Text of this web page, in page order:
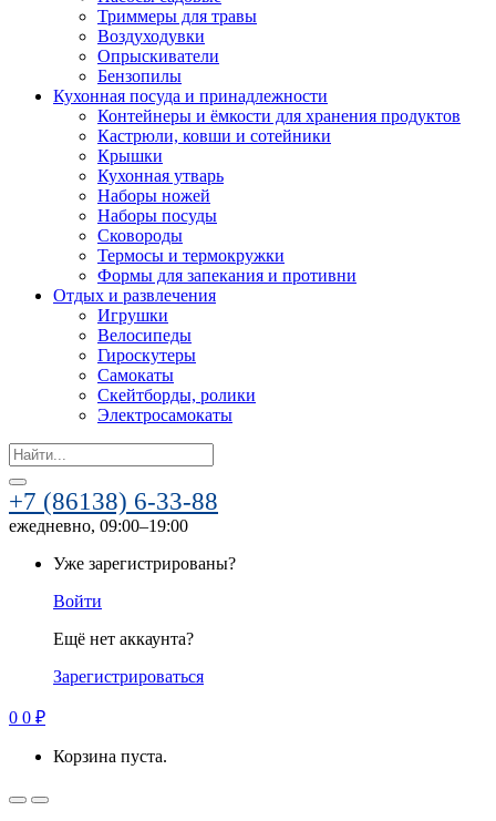
Триммеры для травы
Воздуходувки
Опрыскиватели
Бензопилы
Кухонная посуда и принадлежности
Контейнеры и ёмкости для хранения продуктов
Кастрюли, ковши и сотейники
Крышки
Кухонная утварь
Наборы ножей
Наборы посуды
Сковороды
Термосы и термокружки
Формы для запекания и противни
Отдых и развлечения
Игрушки
Велосипеды
Гироскутеры
Самокаты
Скейтборды, ролики
Электросамокаты
Search
for:
+7 (86138) 6-33-88
ежедневно, 09:00–19:00
Уже зарегистрированы?
Войти
Ещё нет аккаунта?
Зарегистрироваться
0 0 ₽
Корзина пуста.